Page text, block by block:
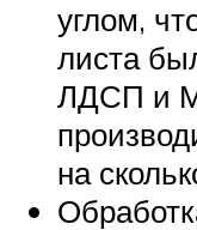
углом,
листа
ЛДСП и
на